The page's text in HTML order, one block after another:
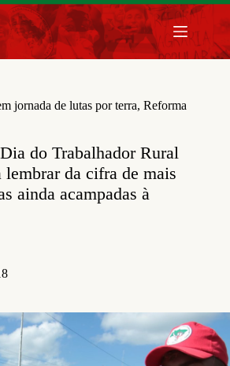
jornada de lutas por terra, Reforma
do Trabalhador Rural
da cifra de mais
ainda acampadas à